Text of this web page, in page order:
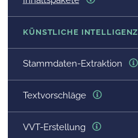
KÜNSTLICHE INTELLIGENZ
Stammdaten-Extraktion
Textvorschläge
VVT-Erstellung